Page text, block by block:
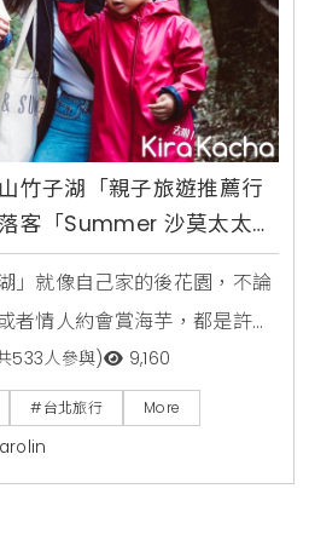
竹子湖「親子旅遊推薦行
客「Summer 沙莫太太」
林保甲步道、曹家祖厝巡
回家
」就像自己家的後花園，不論
者情人約會賞海芋，都是許多
。竹子湖休閒農業發展協會
子湖的美，特別規畫了一系
，希望透過一日遊的小旅
朋友一認識美麗的竹子湖。竹
533人參與) 9,160
#台北旅行 More